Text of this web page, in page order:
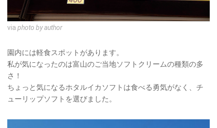
via photo by author
園内には軽食スポットがあります。
私が気になったのは富山のご当地ソフトクリームの種類の多
さ！
ちょっと気になるホタルイカソフトは食べる勇気がなく、チ
ューリップソフトを選びました。